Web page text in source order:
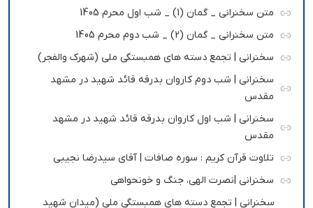
متن سخنرانی _ گمان (1) _ شب اول محرم 1405
متن سخنرانی _ گمان (2) _ شب دوم محرم 1405
سخنرانی | تجمع دسته های همبستگی ملی (شهرک والفجر)
سخنرانی | شب دوم کاروان بدرقه قائد شهید در مشهد
مقدس
سخنرانی | شب اول کاروان بدرقه قائد شهید در مشهد
مقدس
تلاوت قرآن کریم : سوره صافات | آقای سیدرضا نجیبی
سخنرانی |نصرت الهی، جنگ و خونحواهی
سخنرانی | تجمع دسته های همبستگی ملی (میدان شهید